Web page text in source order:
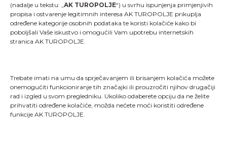
(nadalje u tekstu: „AK TUROPOLJE“) u svrhu ispunjenja primjenjivih
propisa i ostvarenje legitimnih interesa AK TUROPOLJE prikuplja
određene kategorije osobnih podataka te koristi kolačiće kako bi
poboljšali Vaše iskustvo i omogućili Vam upotrebu internetskih
stranica AK TUROPOLJE.
Trebate imati na umu da sprječavanjem ili brisanjem kolačića možete
onemogućiti funkcioniranje tih značajki ili prouzročiti njihov drugačiji
rad i izgled u svom pregledniku. Ukoliko odaberete opciju da ne želite
prihvatiti određene kolačiće, možda nećete moći koristiti određene
funkcije AK TUROPOLJE.
"Kao što svaki trkač zna, trčanje je više od pukog
stavljanja jedne noge ispred druge; ono je način života
i dio onoga što jesmo."